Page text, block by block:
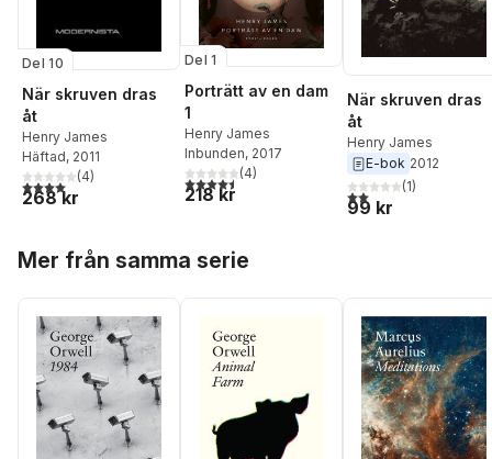
Del 10
När skruven dras
åt
Henry James
Häftad, 2011
4,0utav 5 stjärnor. Totalt antal röster:
(4)
268 kr
Del 1
Porträtt av en dam
1
Henry James
Inbunden, 2017
4,5utav 5 stjärnor. Totalt antal röster:
(4)
218 kr
När skruven dras
åt
Henry James
E-bok 2012
2,0utav 5 stjärnor.
(1)
99 kr
Mer från samma serie